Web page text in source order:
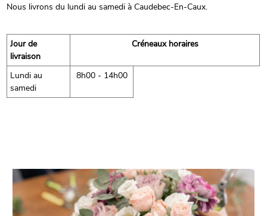
Nous livrons du lundi au samedi à Caudebec-En-Caux.
Jour de
livraison
Créneaux horaires
Lundi au
samedi
8h00 - 14h00